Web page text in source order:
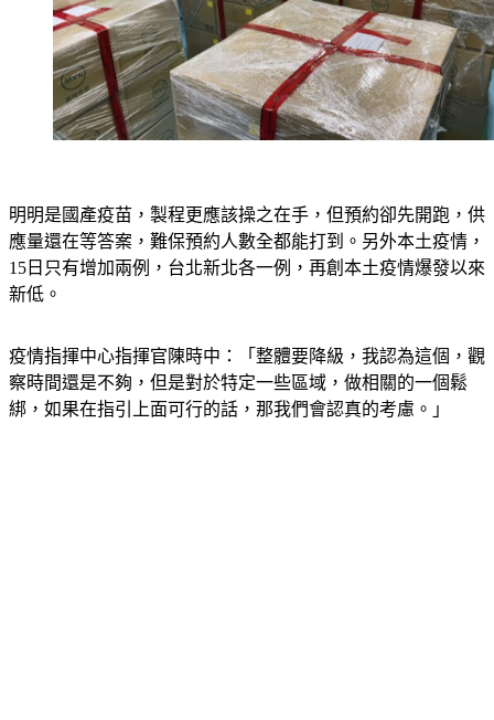
明明是國產疫苗，製程更應該操之在手，但預約卻先開跑，供
應量還在等答案，難保預約人數全都能打到。另外本土疫情，
15日只有增加兩例，台北新北各一例，再創本土疫情爆發以來
新低。
疫情指揮中心指揮官陳時中：「整體要降級，我認為這個，觀
察時間還是不夠，但是對於特定一些區域，做相關的一個鬆
綁，如果在指引上面可行的話，那我們會認真的考慮。」